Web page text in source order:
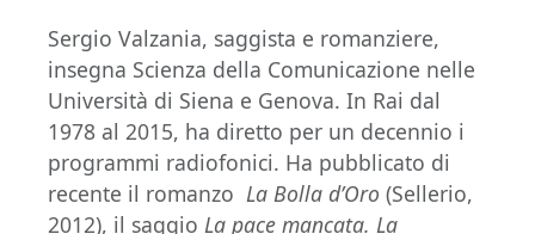
Sergio Valzania, saggista e romanziere,
insegna Scienza della Comunicazione nelle
Università di Siena e Genova. In Rai dal
1978 al 2015, ha diretto per un decennio i
programmi radiofonici. Ha pubblicato di
recente il romanzo La Bolla d’Oro (Sellerio,
2012), il saggio La pace mancata. La